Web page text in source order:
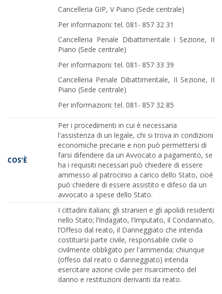
Cancelleria GIP, V Piano (Sede centrale)
Per informazioni: tel. 081- 857 32 31
Cancelleria Penale Dibattimentale I Sezione, II
Piano (Sede centrale)
Per informazioni: tel. 081- 857 33 39
Cancelleria Penale Dibattimentale, II Sezione, II
Piano (Sede centrale)
Per informazioni: tel. 081- 857 32 85
COS'È
Per i procedimenti in cui è necessaria
l'assistenza di un legale, chi si trova in condizioni
economiche precarie e non può permettersi di
farsi difendere da un Avvocato a pagamento, se
ha i requisiti necessari può chiedere di essere
ammesso al patrocinio a carico dello Stato, cioè
può chiedere di essere assistito e difeso da un
avvocato a spese dello Stato.
I cittadini italiani; gli stranieri e gli apolidi residenti
nello Stato; l’Indagato, l’Imputato, il Condannato,
l’Offeso dal reato, il Danneggiato che intenda
costituirsi parte civile, responsabile civile o
civilmente obbligato per l'ammenda; chiunque
(offeso dal reato o danneggiato) intenda
esercitare azione civile per risarcimento del
danno e restituzioni derivanti da reato.